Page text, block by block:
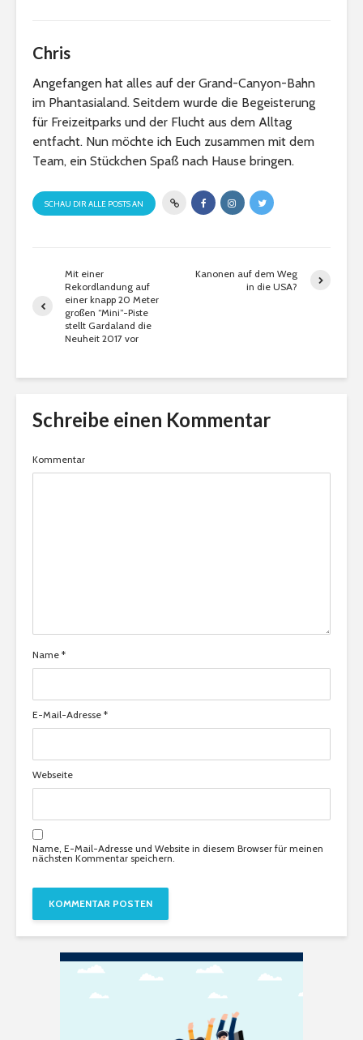
Chris
Angefangen hat alles auf der Grand-Canyon-Bahn
im Phantasialand. Seitdem wurde die Begeisterung
für Freizeitparks und der Flucht aus dem Alltag
entfacht. Nun möchte ich Euch zusammen mit dem
Team, ein Stückchen Spaß nach Hause bringen.
SCHAU DIR ALLE POSTS AN
Mit einer
Rekordlandung auf
einer knapp 20 Meter
großen “Mini”-Piste
stellt Gardaland die
Neuheit 2017 vor
Kanonen auf dem Weg
in die USA?
Schreibe einen Kommentar
Kommentar
Name *
E-Mail-Adresse *
Webseite
Name, E-Mail-Adresse und Website in diesem Browser für meinen
nächsten Kommentar speichern.